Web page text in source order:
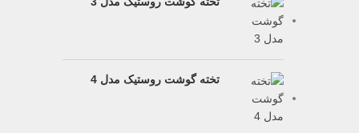
تخته گوشت روستیک مدل 4